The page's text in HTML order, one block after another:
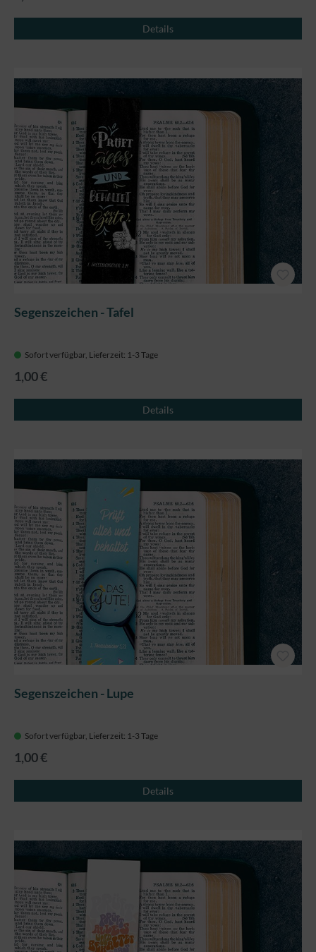
Details
Segenszeichen - Tafel
Sofort verfügbar, Lieferzeit: 1-3 Tage
1,00 €
Details
Segenszeichen - Lupe
Sofort verfügbar, Lieferzeit: 1-3 Tage
1,00 €
Details